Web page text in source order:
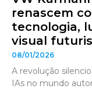
renascem
tecnologia,
visual
08/01/2026
A revolução
IAs no mundo